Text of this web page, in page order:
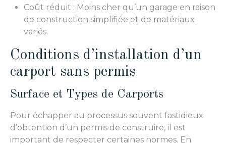
Coût réduit : Moins cher qu’un garage en raison
de construction simplifiée et de matériaux
variés.
Conditions d’installation d’un
carport sans permis
Surface et Types de Carports
Pour échapper au processus souvent fastidieux
d’obtention d’un permis de construire, il est
important de respecter certaines normes. En